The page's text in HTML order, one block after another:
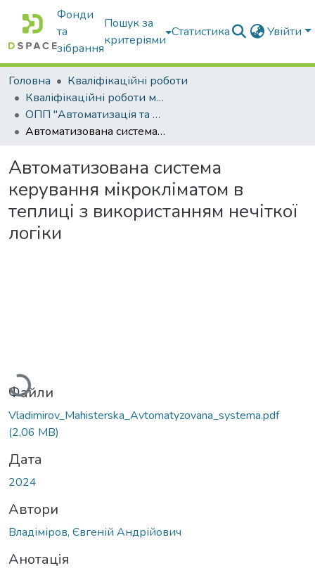
Фонди
та
зібрання
Пошук за
критеріями
Статистика Увійти
Головна
Кваліфікаційні роботи
Кваліфікаційні роботи магістрів
ОПП "Автоматизація та комп’ютерно-інтегровані технології"
Автоматизована система керування мікрокліматом в теплиці з використанням нечіткої логіки
Автоматизована система
керування мікрокліматом в
теплиці з використанням нечіткої
логіки
Вантажиться...
Файли
Vladimirov_Mahisterska_Avtomatyzovana_systema.pdf
(2,06 MB)
Дата
2024
Автори
Владіміров, Євгеній Андрійович
Анотація